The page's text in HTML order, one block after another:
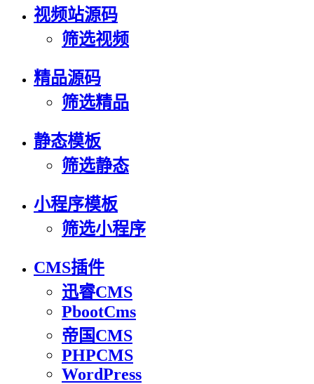
视频站源码
筛选视频
精品源码
筛选精品
静态模板
筛选静态
小程序模板
筛选小程序
CMS插件
迅睿CMS
PbootCms
帝国CMS
PHPCMS
WordPress